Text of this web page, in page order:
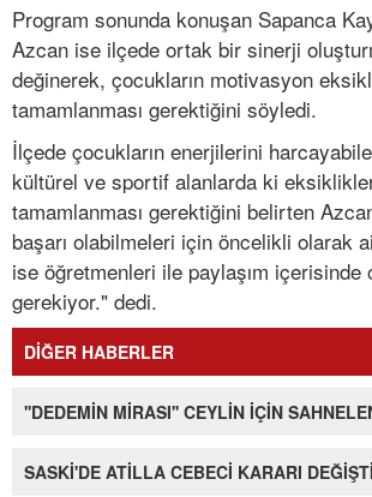
Program sonunda konuşan Sapanca
Azcan ise ilçede ortak bir sinerji
değinerek, çocukların motivasyon
tamamlanması gerektiğini söyledi.
İlçede çocukların enerjilerini
kültürel ve sportif alanlarda ki
tamamlanması gerektiğini belirten
başarı olabilmeleri için öncelikli olarak
ise öğretmenleri ile paylaşım içerisinde
gerekiyor." dedi.
DİĞER HABERLER
''DEDEMİN MİRASI'' CEYLİN İÇİN
SASKİ'DE ATİLLA CEBECİ KARARI